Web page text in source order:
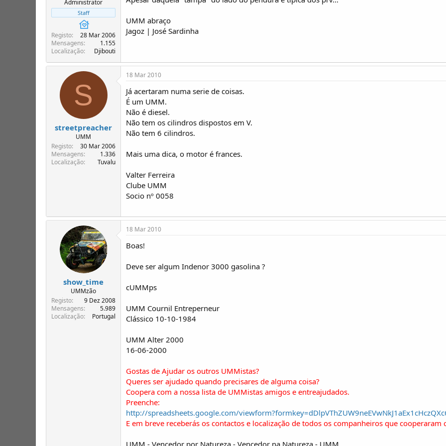
Administrator
Staff
Registo
28 Mar 2006
Mensagens
1.155
Localização
Djibouti
UMM abraço
Jagoz | José Sardinha
S
streetpreacher
UMM
Registo
30 Mar 2006
Mensagens
1.336
Localização
Tuvalu
18 Mar 2010
Já acertaram numa serie de coisas.
É um UMM.
Não é diesel.
Não tem os cilindros dispostos em V.
Não tem 6 cilindros.
Mais uma dica, o motor é frances.
Valter Ferreira
Clube UMM
Socio nº 0058
show_time
UMMzão
Registo
9 Dez 2008
Mensagens
5.989
Localização
Portugal
18 Mar 2010
Boas!
Deve ser algum Indenor 3000 gasolina ?
cUMMps
UMM Cournil Entreperneur
Clássico 10-10-1984
UMM Alter 2000
16-06-2000
Gostas de Ajudar os outros UMMistas?
Queres ser ajudado quando precisares de alguma coisa?
Coopera com a nossa lista de UMMistas amigos e entreajudados.
Preenche:
http://spreadsheets.google.com/
E em breve receberás os contactos e localização de todos os companheiros que cooperaram
UMM - Vencedor por Natureza - Vencedor na Natureza - UMM